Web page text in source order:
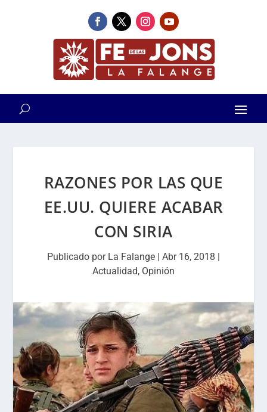
RAZONES POR LAS QUE
EE.UU. QUIERE ACABAR
CON SIRIA
Publicado por La Falange | Abr 16, 2018 |
Actualidad, Opinión